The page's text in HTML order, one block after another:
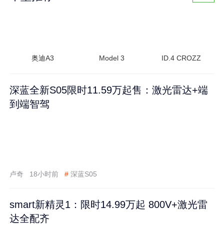
奥迪A3 Model 3 ID.4 CROZZ
深蓝全新S05限时11.59万起售：激光雷达+端
到端智驾
卢奇 18小时前 # 深蓝S05
smart新精灵1：限时14.99万起 800V+激光雷
达全配齐